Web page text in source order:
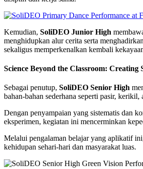
Kemudian, SoliDEO Junior High
menghidupkan alur cerita serta
sekaligus memperkenalkan kembali
Science Beyond the Classroom:
Sebagai penutup, SoliDEO Senior High
bahan-bahan sederhana seperti pasir,
Dengan penyampaian yang sistematis dan
eksperimen, kegiatan ini mencerminkan
Melalui pengalaman belajar yang aplikatif
kehidupan sehari-hari dan masyarakat luas.